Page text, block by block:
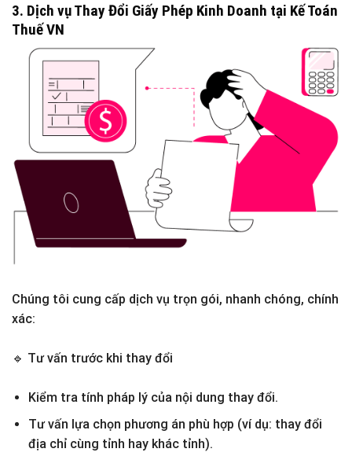
3. Dịch vụ Thay Đổi Giấy Phép Kinh Doanh tại Kế Toán
Thuế VN
Chúng tôi cung cấp dịch vụ trọn gói, nhanh chóng, chính
xác:
🔹 Tư vấn trước khi thay đổi
Kiểm tra tính pháp lý của nội dung thay đổi.
Tư vấn lựa chọn phương án phù hợp (ví dụ: thay đổi
địa chỉ cùng tỉnh hay khác tỉnh).